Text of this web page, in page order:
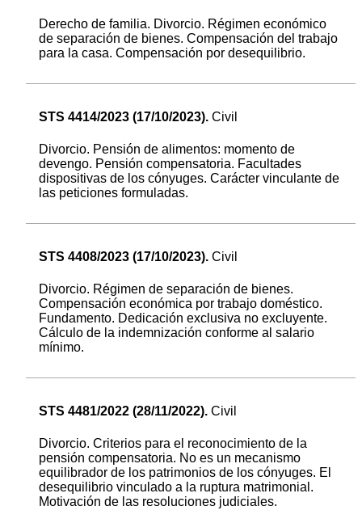
Derecho de familia. Divorcio. Régimen económico
de separación de bienes. Compensación del trabajo
para la casa. Compensación por desequilibrio.
STS 4414/2023 (17/10/2023). Civil
Divorcio. Pensión de alimentos: momento de
devengo. Pensión compensatoria. Facultades
dispositivas de los cónyuges. Carácter vinculante de
las peticiones formuladas.
STS 4408/2023 (17/10/2023). Civil
Divorcio. Régimen de separación de bienes.
Compensación económica por trabajo doméstico.
Fundamento. Dedicación exclusiva no excluyente.
Cálculo de la indemnización conforme al salario
mínimo.
STS 4481/2022 (28/11/2022). Civil
Divorcio. Criterios para el reconocimiento de la
pensión compensatoria. No es un mecanismo
equilibrador de los patrimonios de los cónyuges. El
desequilibrio vinculado a la ruptura matrimonial.
Motivación de las resoluciones judiciales.